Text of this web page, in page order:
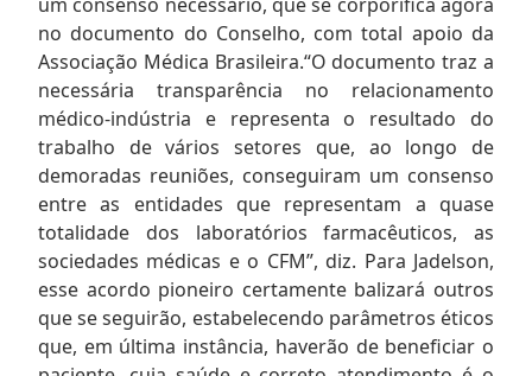
no documento do Conselho, com total apoio da
Associação Médica Brasileira.“O documento traz a
necessária transparência no relacionamento
médico-indústria e representa o resultado do
trabalho de vários setores que, ao longo de
demoradas reuniões, conseguiram um consenso
entre as entidades que representam a quase
totalidade dos laboratórios farmacêuticos, as
sociedades médicas e o CFM”, diz. Para Jadelson,
esse acordo pioneiro certamente balizará outros
que se seguirão, estabelecendo parâmetros éticos
que, em última instância, haverão de beneficiar o